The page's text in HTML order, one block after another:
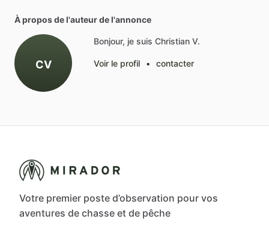
À propos de l'auteur de l'annonce
CV
Bonjour, je suis Christian V.
Voir le profil • contacter
Votre premier poste d’observation pour vos
aventures de chasse et de pêche